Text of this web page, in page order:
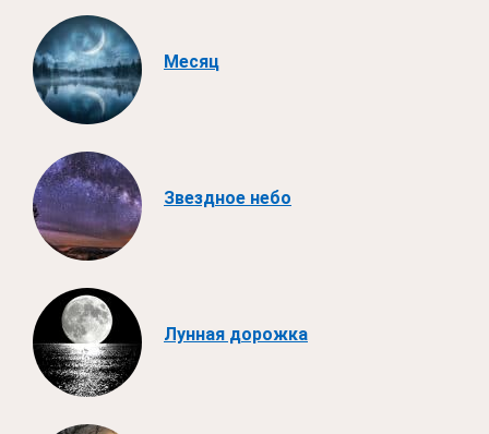
Месяц
Звездное небо
Лунная дорожка